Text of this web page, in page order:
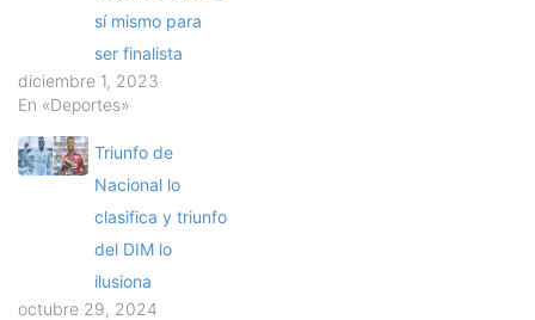
sí mismo para
ser finalista
diciembre 1, 2023
En «Deportes»
Triunfo de
Nacional lo
clasifica y triunfo
del DIM lo
ilusiona
octubre 29, 2024